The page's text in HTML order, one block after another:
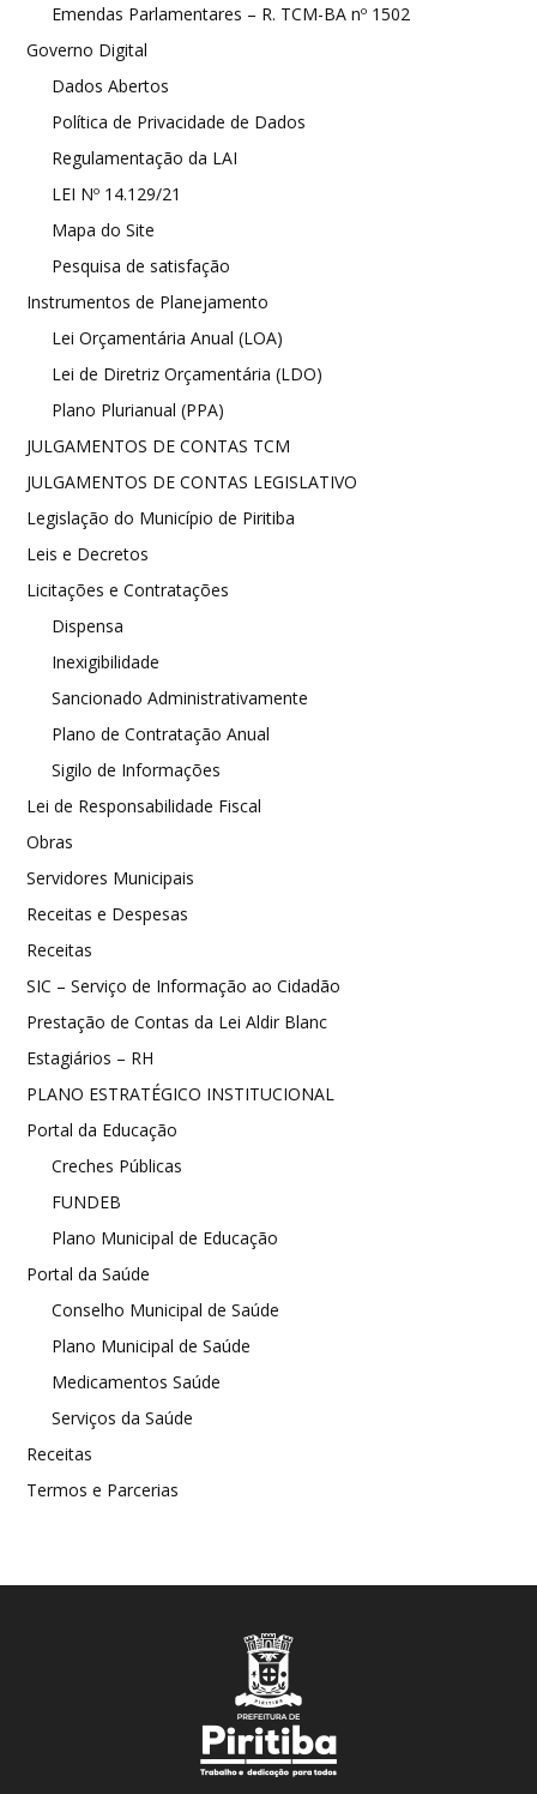
Emendas Parlamentares – R. TCM-BA nº 1502
Governo Digital
Dados Abertos
Política de Privacidade de Dados
Regulamentação da LAI
LEI Nº 14.129/21
Mapa do Site
Pesquisa de satisfação
Instrumentos de Planejamento
Lei Orçamentária Anual (LOA)
Lei de Diretriz Orçamentária (LDO)
Plano Plurianual (PPA)
JULGAMENTOS DE CONTAS TCM
JULGAMENTOS DE CONTAS LEGISLATIVO
Legislação do Município de Piritiba
Leis e Decretos
Licitações e Contratações
Dispensa
Inexigibilidade
Sancionado Administrativamente
Plano de Contratação Anual
Sigilo de Informações
Lei de Responsabilidade Fiscal
Obras
Servidores Municipais
Receitas e Despesas
Receitas
SIC – Serviço de Informação ao Cidadão
Prestação de Contas da Lei Aldir Blanc
Estagiários – RH
PLANO ESTRATÉGICO INSTITUCIONAL
Portal da Educação
Creches Públicas
FUNDEB
Plano Municipal de Educação
Portal da Saúde
Conselho Municipal de Saúde
Plano Municipal de Saúde
Medicamentos Saúde
Serviços da Saúde
Receitas
Termos e Parcerias